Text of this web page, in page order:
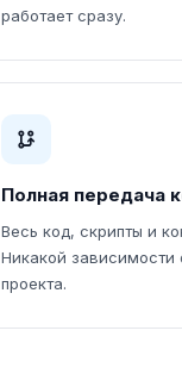
работает сразу.
Полная передача
Весь код, скрипты и
Никакой зависимости
проекта.